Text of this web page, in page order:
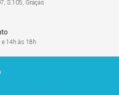
S.105, Graças
e 14h às 18h